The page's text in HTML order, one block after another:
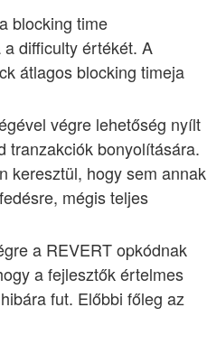
blocking time
difficulty értékét. A
átlagos blocking timeja
végre lehetőség nyílt
tranzakciók bonyolítására.
keresztül, hogy sem annak
mégis teljes
a REVERT opkódnak
a fejlesztők értelmes
fut. Előbbi főleg az